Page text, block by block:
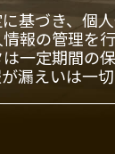
基づき、個
報の管理を
一定期間の
漏えいは一切